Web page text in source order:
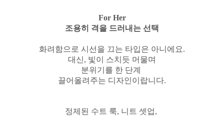
For Her
조용히 격을 드러내는 선택
화려함으로 시선을 끄는 타입은 아니에요.
대신, 빛이 스치듯 머물며
분위기를 한 단계
끌어올려주는 디자인이랍니다.
정제된 수트 룩, 니트 셋업,